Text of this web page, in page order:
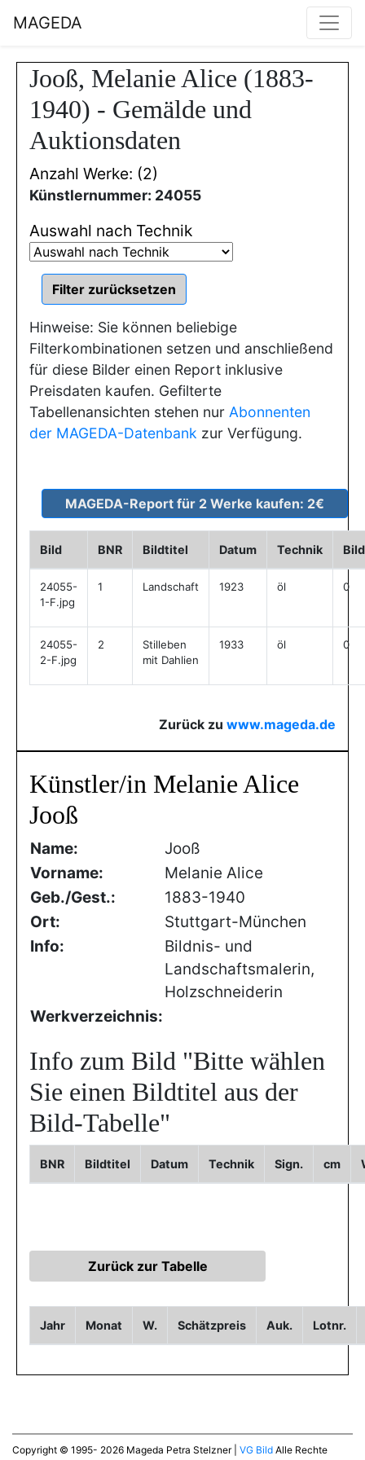
MAGEDA
Jooß, Melanie Alice (1883-
1940) - Gemälde und
Auktionsdaten
Anzahl Werke: (2)
Künstlernummer: 24055
Auswahl nach Technik
Hinweise: Sie können beliebige
Filterkombinationen setzen und anschließend
für diese Bilder einen Report inklusive
Preisdaten kaufen. Gefilterte
Tabellenansichten stehen nur Abonnenten
der MAGEDA-Datenbank zur Verfügung.
Bild BNR Bildtitel Datum Technik
24055-
1-F.jpg
1 Landschaft 1923 öl 0
24055-
2-F.jpg
2
Stilleben
mit Dahlien
1933 öl 0
Zurück zu www.mageda.de
Künstler/in Melanie Alice
Jooß
Name:
Jooß
Vorname:
Melanie Alice
Geb./Gest.:
1883-1940
Ort:
Stuttgart-München
Info:
Bildnis- und
Landschaftsmalerin,
Holzschneiderin
Werkverzeichnis:
Info zum Bild "Bitte wählen
Sie einen Bildtitel aus der
Bild-Tabelle"
BNR Bildtitel Datum Technik Sign. cm
Jahr Monat W. Schätzpreis Auk. Lotnr.
Copyright © 1995- 2026 Mageda Petra Stelzner | VG Bild Alle Rechte